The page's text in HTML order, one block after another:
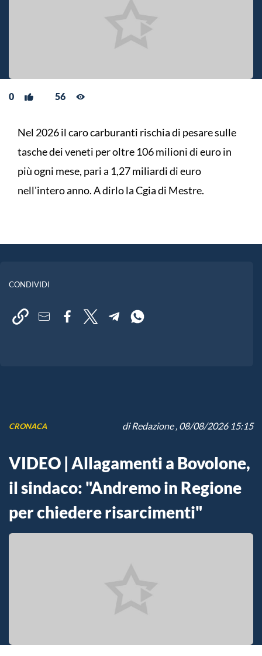
0 56
Nel 2026 il caro carburanti rischia di pesare sulle
tasche dei veneti per oltre 106 milioni di euro in
più ogni mese, pari a 1,27 miliardi di euro
nell'intero anno. A dirlo la Cgia di Mestre.
CONDIVIDI
CRONACA diRedazione, 08/08/2026 15:15
VIDEO | Allagamenti a Bovolone,
il sindaco: "Andremo in Regione
per chiedere risarcimenti"